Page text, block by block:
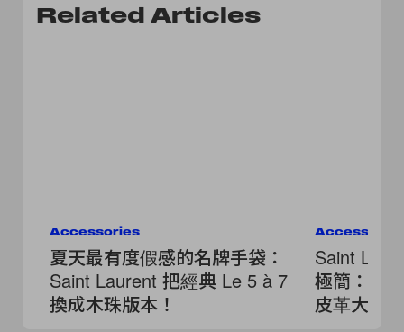
Related Articles
Accessories
夏天最有度假感的名牌手袋：
Saint Laurent 把經典 Le 5 à 7
換成木珠版本！
Saint
極簡：時
皮革大